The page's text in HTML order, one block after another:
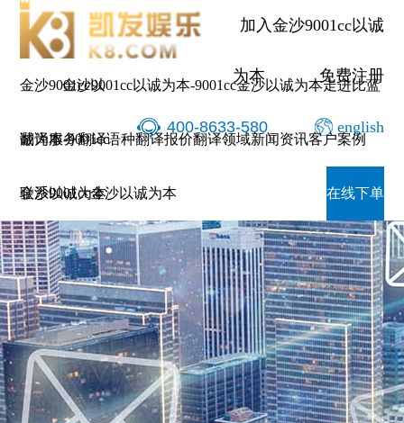
加入金沙9001cc以诚
为本 免费注册
400-8633-580 english
金沙9001cc以
诚为本-9001cc
金沙以诚为本
金沙9001cc以诚为本-9001cc金沙以诚为本走进比蓝
翻译服务翻译语种翻译报价翻译领域新闻资讯客户案例
联系9001cc金沙以诚为本 在线下单